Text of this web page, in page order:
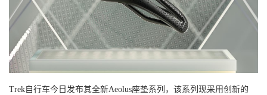
Trek自行车今日发布其全新Aeolus座垫系列，该系列现采用创新的